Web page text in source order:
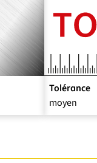
Tolérance
moyen